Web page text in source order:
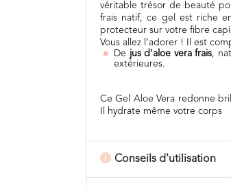
véritable trésor de beauté
frais natif, ce gel est riche
protecteur sur votre fibre
Vous allez l’adorer ! Il est
De jus d’aloe vera frais,
extérieures.
Ce Gel Aloe Vera redonne
Il hydrate même votre corps
Conseils d'utilisation